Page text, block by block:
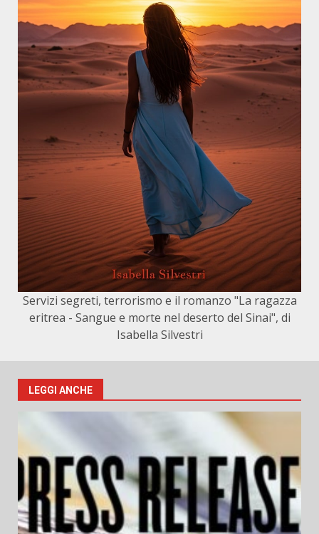
Servizi segreti, terrorismo e il romanzo "La ragazza
eritrea - Sangue e morte nel deserto del Sinai", di
Isabella Silvestri
LEGGI ANCHE